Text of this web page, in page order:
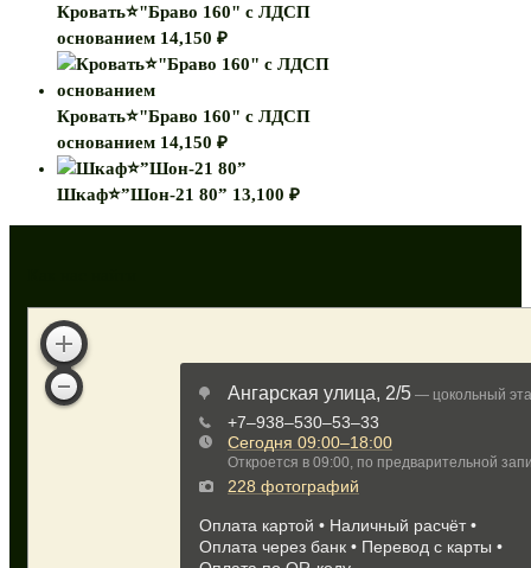
Кровать⭐"Браво 160" с ЛДСП
основанием 14,150 ₽
Кровать⭐"Браво 160" с ЛДСП
основанием 14,150 ₽
Шкаф⭐”Шон-21 80” 13,100 ₽